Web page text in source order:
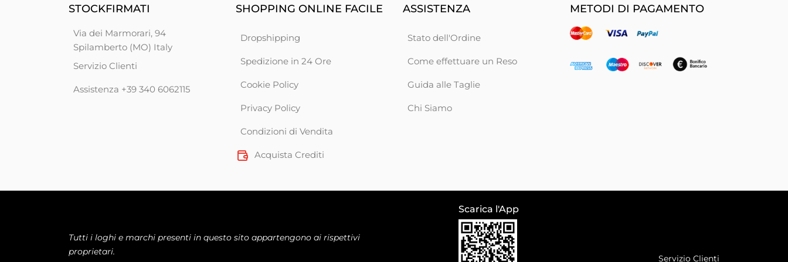
STOCKFIRMATI
Via dei Marmorari, 94
Spilamberto (MO) Italy
Servizio Clienti
Assistenza +39 340 6062115
SHOPPING ONLINE FACILE
Dropshipping
Spedizione in 24 Ore
Cookie Policy
Privacy Policy
Condizioni di Vendita
Acquista Crediti
ASSISTENZA
Stato dell'Ordine
Come effettuare un Reso
Guida alle Taglie
Chi Siamo
METODI DI PAGAMENTO
Tutti i loghi e marchi presenti in questo sito appartengono ai rispettivi
proprietari.
Scarica l'App
Servizio Clienti